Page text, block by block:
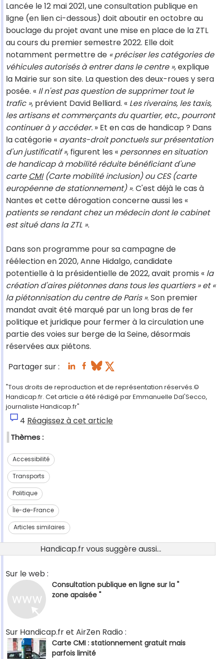
Lancée le 12 mai 2021, une consultation publique en
ligne (en lien ci-dessous) doit aboutir en octobre au
bouclage du projet avant une mise en place de la ZTL
au cours du premier semestre 2022. Elle doit
notamment permettre de « préciser les catégories de
véhicules autorisés à entrer dans le centre », explique
la Mairie sur son site. La question des deux-roues y sera
posée. « Il n'est pas question de supprimer tout le
trafic », prévient David Belliard. « Les riverains, les taxis,
les artisans et commerçants du quartier, etc., pourront
continuer à y accéder. » Et en cas de handicap ? Dans
la catégorie « ayants-droit ponctuels sur présentation
d'un justificatif », figurent les « personnes en situation
de handicap à mobilité réduite bénéficiant d'une
carte CMI(Carte mobilité inclusion) ou CES (carte
européenne de stationnement) ». C'est déjà le cas à
Nantes et cette dérogation concerne aussi les «
patients se rendant chez un médecin dont le cabinet
est situé dans la ZTL ».
Dans son programme pour sa campagne de
réélection en 2020, Anne Hidalgo, candidate
potentielle à la présidentielle de 2022, avait promis « la
création d'aires piétonnes dans tous les quartiers » et «
la piétonnisation du centre de Paris ». Son premier
mandat avait été marqué par un long bras de fer
politique et juridique pour fermer à la circulation une
partie des voies sur berge de la Seine, désormais
réservées aux piétons.
Partager sur :
"Tous droits de reproduction et de représentation réservés.©
Handicap.fr. Cet article a été rédigé par Emmanuelle Dal'Secco,
journaliste Handicap.fr"
4 Réagissez à cet article
Thèmes :
Accessibilité
Transports
Politique
Île-de-France
Articles similaires
Handicap.fr vous suggère aussi...
Sur le web :
Consultation publique en ligne sur la "
zone apaisée "
Sur Handicap.fr et AirZen Radio :
Carte CMI : stationnement gratuit mais
parfois limité